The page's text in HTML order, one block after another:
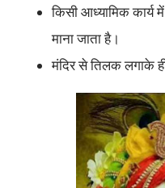
किसी आध्यामिक कार्य
माना जाता है।
मंदिर से तिलक लगाके